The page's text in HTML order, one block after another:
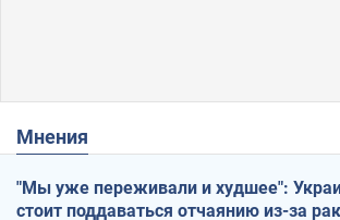
Мнения
"Мы уже переживали и худшее":
стоит поддаваться отчаянию из-за